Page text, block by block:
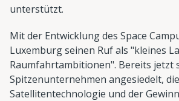
unterstützt.
Mit der Entwicklung des Space
Luxemburg seinen Ruf als "kleines
Raumfahrtambitionen". Bereits jetzt
Spitzenunternehmen angesiedelt,
Satellitentechnologie und der